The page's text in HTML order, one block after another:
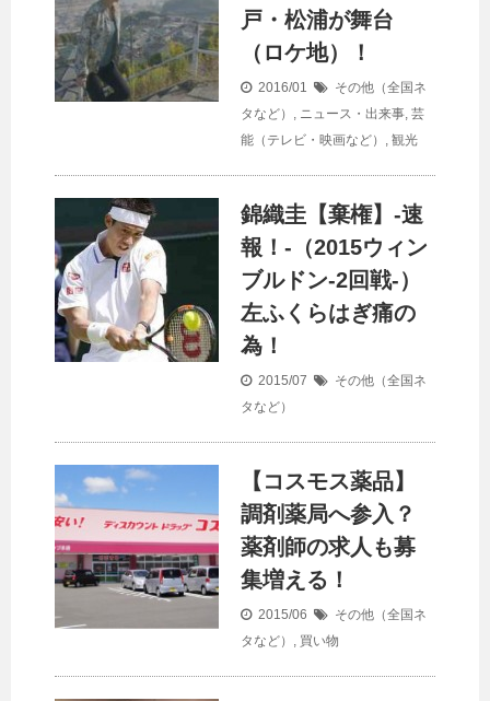
戸・松浦が舞台
（ロケ地）！
2016/01
その他（全国ネ
タなど） , ニュース・出来事, 芸
能（テレビ・映画など） , 観光
錦織圭【棄権】-速
報！-（2015ウィン
ブルドン-2回戦-）
左ふくらはぎ痛の
為！
2015/07
その他（全国ネ
タなど）
【コスモス薬品】
調剤薬局へ参入？
薬剤師の求人も募
集増える！
2015/06
その他（全国ネ
タなど） , 買い物